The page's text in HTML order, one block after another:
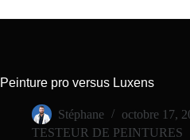
Peinture pro versus Luxens
Stéphane
octobre 17,
TESTEUR DE PEINTURES